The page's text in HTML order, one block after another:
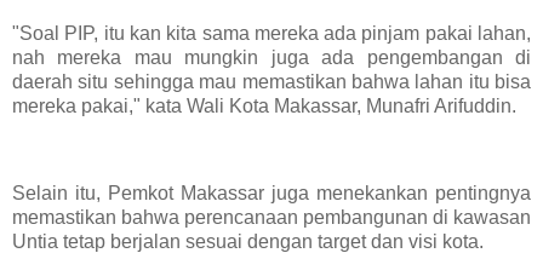
"Soal PIP, itu kan kita sama mereka ada pinjam pakai lahan,
nah mereka mau mungkin juga ada pengembangan di
daerah situ sehingga mau memastikan bahwa lahan itu bisa
mereka pakai," kata Wali Kota Makassar, Munafri Arifuddin.
Selain itu, Pemkot Makassar juga menekankan pentingnya
memastikan bahwa perencanaan pembangunan di kawasan
Untia tetap berjalan sesuai dengan target dan visi kota.